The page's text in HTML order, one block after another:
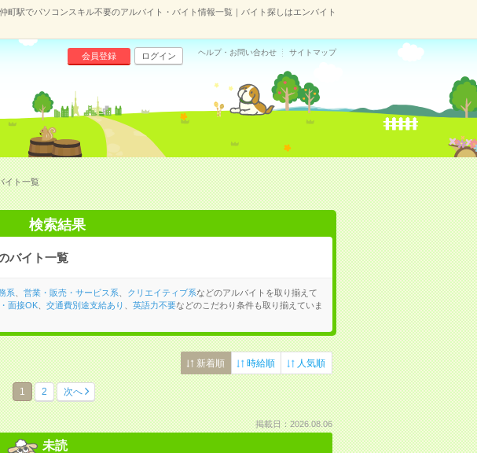
町駅でパソコンスキル不要のアルバイト・バイト情報一覧｜バイト探しはエンバイト
会員登録 ログイン ヘルプ・お問い合わせ サイトマップ
イト一覧
検索結果
バイト一覧
系 営業・販売・サービス系 クリエイティブ系などのアルバイトを取り揃えて
面接OK、 交通費別途支給あり 英語力不要などのこだわり条件も取り揃えていま
新着順 時給順 人気順
1 2 次へ
掲載日：2026.08.06
未読